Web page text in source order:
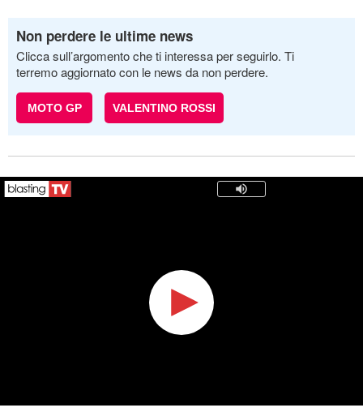
Non perdere le ultime news
Clicca sull’argomento che ti interessa per seguirlo. Ti
terremo aggiornato con le news da non perdere.
MOTO GP VALENTINO ROSSI